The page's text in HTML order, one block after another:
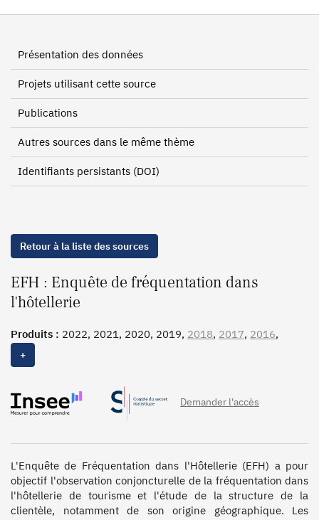
Présentation des données
Projets utilisant cette source
Publications
Autres sources dans le même thème
Identifiants persistants (DOI)
Retour à la liste des sources
EFH : Enquête de fréquentation dans
l'hôtellerie
Produits : 2022, 2021, 2020, 2019, 2018, 2017, 2016,
2015
2006, 2005, 2004, 2003, 2002, 2001, 2000
+
Demander l'accès
L'Enquête de Fréquentation dans l'Hôtellerie (EFH) a pour
objectif l'observation conjoncturelle de la fréquentation dans
l'hôtellerie de tourisme et l'étude de la structure de la
clientèle, notamment de son origine géographique. Les